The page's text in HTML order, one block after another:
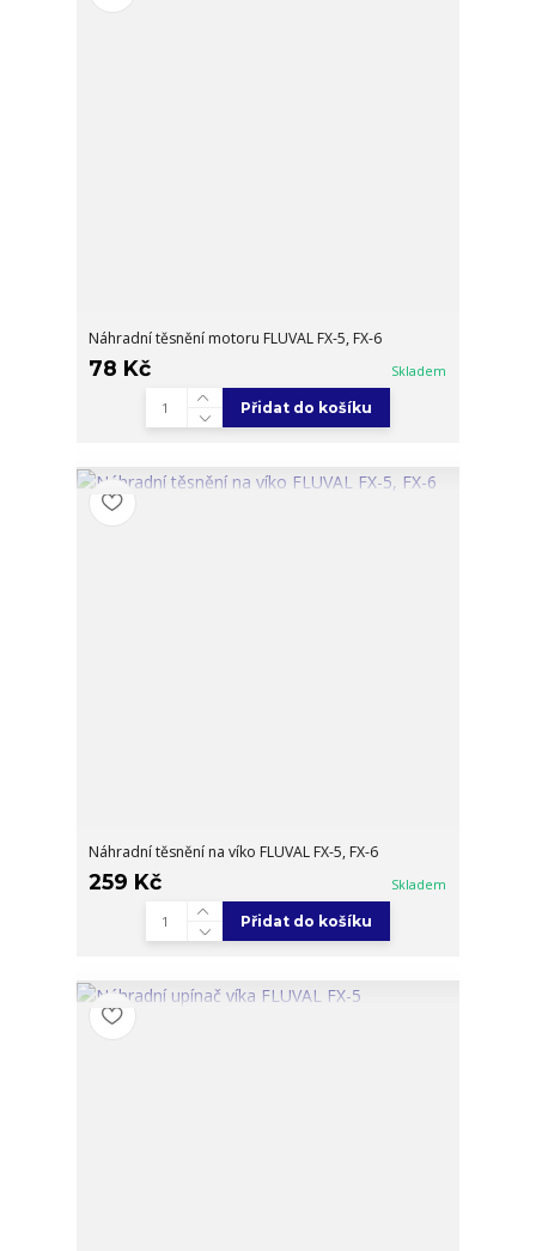
Náhradní těsnění motoru FLUVAL FX-5, FX-6
78 Kč Skladem
Přidat do košíku
Náhradní těsnění na víko FLUVAL FX-5, FX-6
259 Kč Skladem
Přidat do košíku